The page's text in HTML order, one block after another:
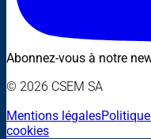
Abonnez-vous à notre
© 2026 CSEM SA
Mentions légales
cookies